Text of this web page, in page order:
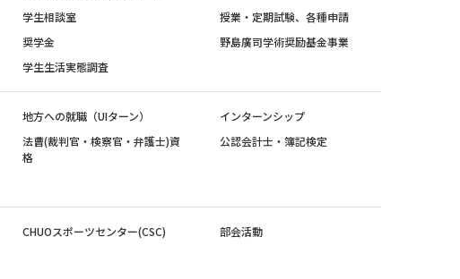
学生相談室
授業・定期試験、各種申請
奨学金
野島廣司学術奨励基金事業
学生生活実態調査
地方への就職（UIターン）
インターンシップ
法曹(裁判官・検察官・弁護士)資
格
公認会計士・簿記検定
CHUOスポーツセンター(CSC)
部会活動